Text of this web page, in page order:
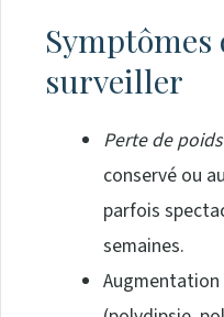
Symptômes
surveiller
Perte de poids
conservé ou
parfois
semaines.